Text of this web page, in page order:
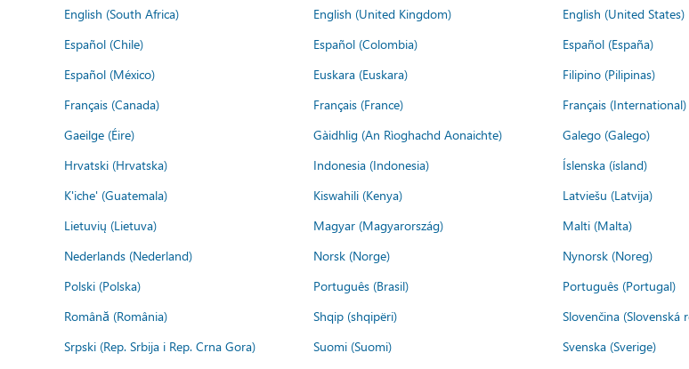
English (South Africa)
English (United Kingdom) English (United States)
Español (Chile)
Español (Colombia) Español (España)
Español (México)
Euskara (Euskara) Filipino (Pilipinas)
Français (Canada)
Français (France) Français (International)
Gaeilge (Éire)
Gàidhlig (An Rìoghachd Aonaichte) Galego (Galego)
Hrvatski (Hrvatska)
Indonesia (Indonesia) Íslenska (ísland)
K'iche' (Guatemala)
Kiswahili (Kenya) Latviešu (Latvija)
Lietuvių (Lietuva)
Magyar (Magyarország) Malti (Malta)
Nederlands (Nederland)
Norsk (Norge) Nynorsk (Noreg)
Polski (Polska)
Português (Brasil) Português (Portugal)
Română (România)
Shqip (shqipëri) Slovenčina (Slovenská
Srpski (Rep. Srbija i Rep. Crna Gora)
Suomi (Suomi) Svenska (Sverige)